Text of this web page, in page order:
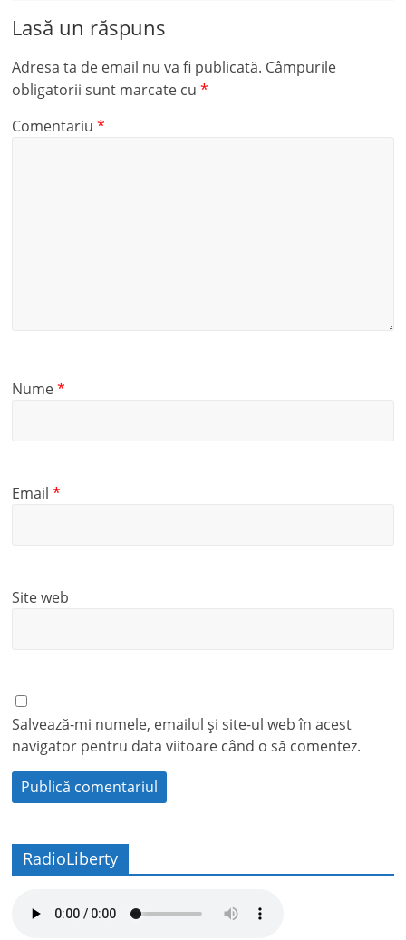
Lasă un răspuns
Adresa ta de email nu va fi publicată. Câmpurile
obligatorii sunt marcate cu*
Comentariu*
Nume*
Email*
Site web
Salvează-mi numele, emailul și site-ul web în acest
navigator pentru data viitoare când o să comentez.
RadioLiberty